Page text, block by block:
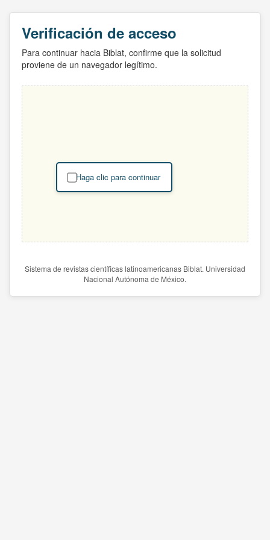
Verificación de acceso
Para continuar hacia Biblat, confirme que la solicitud
proviene de un navegador legítimo.
Haga clic para continuar
Sistema de revistas científicas latinoamericanas Biblat. Universidad
Nacional Autónoma de México.